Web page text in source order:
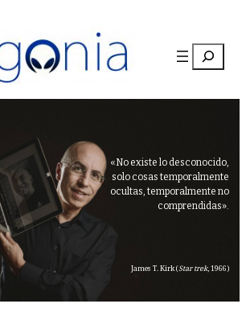
Buscar
«No existe lo desconocido,
solo cosas temporalmente
ocultas, temporalmente no
comprendidas».
James T. Kirk (Star trek, 1966)